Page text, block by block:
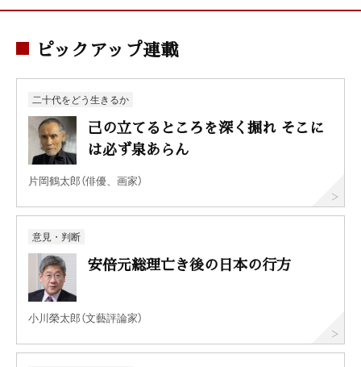
ピックアップ連載
二十代をどう生きるか
己の立てるところを深く掘れ そこに
は必ず泉あらん
片岡鶴太郎（俳優、画家）
意見・判断
安倍元総理亡き後の日本の行方
小川榮太郎（文藝評論家）